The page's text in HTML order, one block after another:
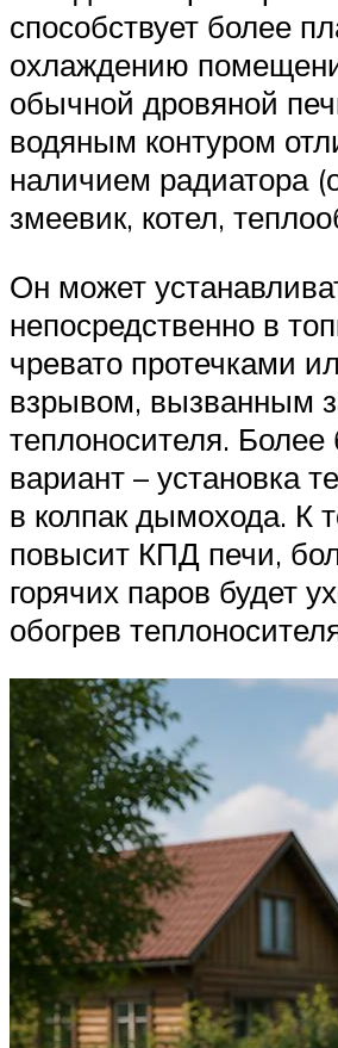
способствует более
охлаждению
обычной дровяной
водяным контуром
наличием радиатора
змеевик, котел,
Он может
непосредственно в
чревато протечками
взрывом, вызванным
теплоносителя. Более
вариант – установка
в колпак дымохода. К
повысит КПД печи,
горячих паров будет
обогрев